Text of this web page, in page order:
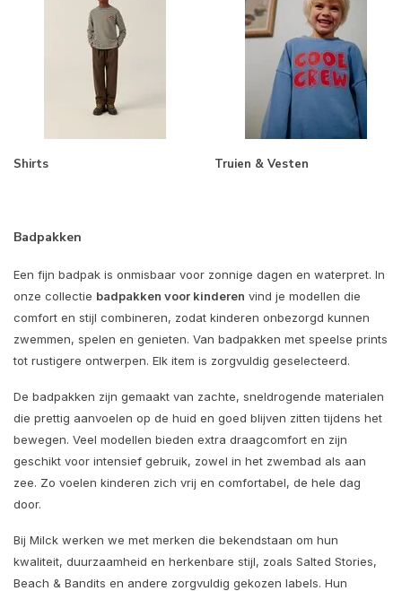
Shirts Truien & Vesten
Badpakken
Een fijn badpak is onmisbaar voor zonnige dagen en waterpret. In
onze collectie badpakken voor kinderen vind je modellen die
comfort en stijl combineren, zodat kinderen onbezorgd kunnen
zwemmen, spelen en genieten. Van badpakken met speelse prints
tot rustigere ontwerpen. Elk item is zorgvuldig geselecteerd.
De badpakken zijn gemaakt van zachte, sneldrogende materialen
die prettig aanvoelen op de huid en goed blijven zitten tijdens het
bewegen. Veel modellen bieden extra draagcomfort en zijn
geschikt voor intensief gebruik, zowel in het zwembad als aan
zee. Zo voelen kinderen zich vrij en comfortabel, de hele dag
door.
Bij Milck werken we met merken die bekendstaan om hun
kwaliteit, duurzaamheid en herkenbare stijl, zoals Salted Stories,
Beach & Bandits en andere zorgvuldig gekozen labels. Hun